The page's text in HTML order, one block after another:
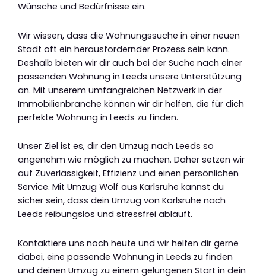
Wünsche und Bedürfnisse ein.
Wir wissen, dass die Wohnungssuche in einer neuen
Stadt oft ein herausfordernder Prozess sein kann.
Deshalb bieten wir dir auch bei der Suche nach einer
passenden Wohnung in Leeds unsere Unterstützung
an. Mit unserem umfangreichen Netzwerk in der
Immobilienbranche können wir dir helfen, die für dich
perfekte Wohnung in Leeds zu finden.
Unser Ziel ist es, dir den Umzug nach Leeds so
angenehm wie möglich zu machen. Daher setzen wir
auf Zuverlässigkeit, Effizienz und einen persönlichen
Service. Mit Umzug Wolf aus Karlsruhe kannst du
sicher sein, dass dein Umzug von Karlsruhe nach
Leeds reibungslos und stressfrei abläuft.
Kontaktiere uns noch heute und wir helfen dir gerne
dabei, eine passende Wohnung in Leeds zu finden
und deinen Umzug zu einem gelungenen Start in dein